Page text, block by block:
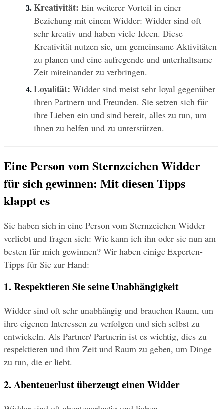
Kreativität: Ein weiterer Vorteil in einer
Beziehung mit einem Widder: Widder sind oft
sehr kreativ und haben viele Ideen. Diese
Kreativität nutzen sie, um gemeinsame Aktivitäten
zu planen und eine aufregende und unterhaltsame
Zeit miteinander zu verbringen.
Loyalität: Widder sind meist sehr loyal gegenüber
ihren Partnern und Freunden. Sie setzen sich für
ihre Lieben ein und sind bereit, alles zu tun, um
ihnen zu helfen und zu unterstützen.
Eine Person vom Sternzeichen Widder
für sich gewinnen: Mit diesen Tipps
klappt es
Sie haben sich in eine Person vom Sternzeichen Widder
verliebt und fragen sich: Wie kann ich ihn oder sie nun am
besten für mich gewinnen? Wir haben einige Experten-
Tipps für Sie zur Hand:
1. Respektieren Sie seine Unabhängigkeit
Widder sind oft sehr unabhängig und brauchen Raum, um
ihre eigenen Interessen zu verfolgen und sich selbst zu
entwickeln. Als Partner/ Partnerin ist es wichtig, dies zu
respektieren und ihm Zeit und Raum zu geben, um Dinge
zu tun, die er liebt.
2. Abenteuerlust überzeugt einen Widder